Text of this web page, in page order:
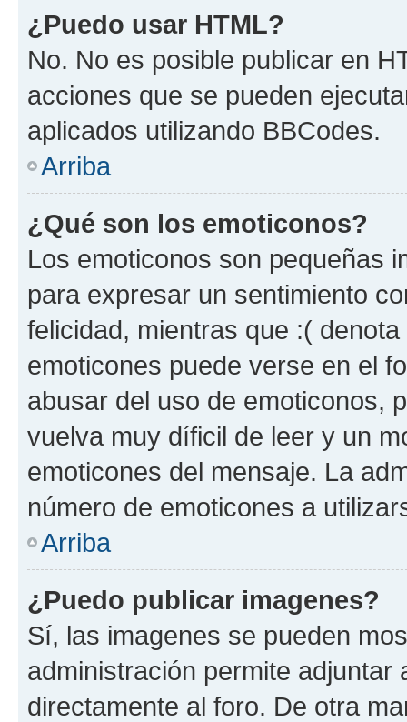
¿Puedo usar HTML?
No. No es posible publicar en
acciones que se pueden
aplicados utilizando BBCodes.
Arriba
¿Qué son los emoticonos?
Los emoticonos son pequeñas
para expresar un sentimiento
felicidad, mientras que :(
emoticones puede verse en el
abusar del uso de emoticonos,
vuelva muy díficil de leer y un
emoticones del mensaje. La
número de emoticones a
Arriba
¿Puedo publicar imagenes?
Sí, las imagenes se pueden
administración permite
directamente al foro. De otra